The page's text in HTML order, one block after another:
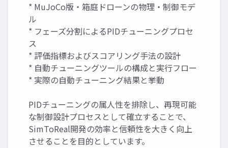
* MuJoCo版・箱庭ドローンの物理・制御モデ
ル
* フェーズ分割によるPIDチューニングプロセ
ス
* 評価指標およびスコアリング手法の設計
* 自動チューニングツールの構成と実行フロー
* 実際の自動チューニング結果と挙動
PIDチューニングの属人性を排除し、再現可能
な制御設計プロセスとして確立することで、
SimToReal開発の効率と信頼性を大きく向上
させることを目的としています。